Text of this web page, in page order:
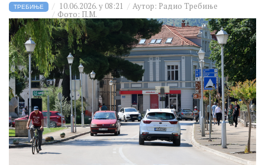
ТРЕБИЊЕ 10.06.2026. у 08:21 Аутор: Радио Требиње
Фото: П.М.